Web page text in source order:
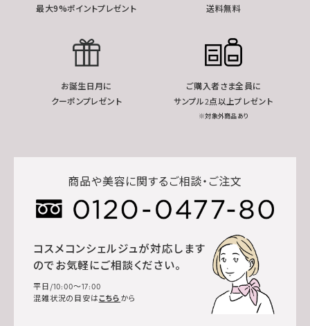
最大9%ポイントプレゼント
送料無料
お誕生日月に
クーポンプレゼント
ご購入者さま全員に
サンプル2点以上プレゼント
※対象外商品あり
商品や美容に関するご相談・ご注文
コスメコンシェルジュが対応します
のでお気軽にご相談ください。
平日/10:00～17:00
混雑状況の目安はこちら から